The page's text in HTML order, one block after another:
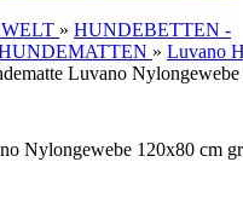
» HUNDEBETTEN -
» Luvano
Luvano